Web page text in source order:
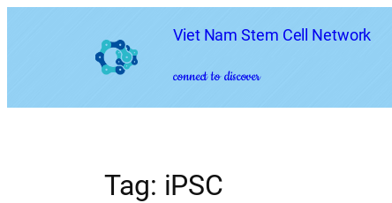
Viet Nam Stem Cell Network
connect to discover
Tag: iPSC